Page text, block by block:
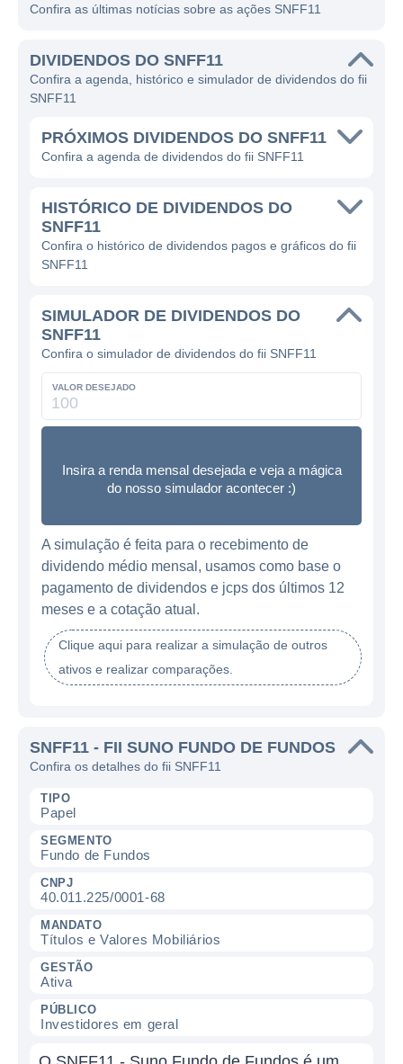
Confira as últimas notícias sobre as ações SNFF11
DIVIDENDOS DO SNFF11
Confira a agenda, histórico e simulador de dividendos do fii
SNFF11
PRÓXIMOS DIVIDENDOS DO SNFF11
Confira a agenda de dividendos do fii SNFF11
HISTÓRICO DE DIVIDENDOS DO
SNFF11
Confira o histórico de dividendos pagos e gráficos do fii
SNFF11
SIMULADOR DE DIVIDENDOS DO
SNFF11
Confira o simulador de dividendos do fii SNFF11
VALOR DESEJADO
Insira a renda mensal desejada e veja a mágica
do nosso simulador acontecer :)
A simulação é feita para o recebimento de
dividendo médio mensal, usamos como base o
pagamento de dividendos e jcps dos últimos 12
meses e a cotação atual.
Clique aqui para realizar a simulação de outros
ativos e realizar comparações.
SNFF11 - FII SUNO FUNDO DE FUNDOS
Confira os detalhes do fii SNFF11
TIPO
Papel
SEGMENTO
Fundo de Fundos
CNPJ
40.011.225/0001-68
MANDATO
Títulos e Valores Mobiliários
GESTÃO
Ativa
PÚBLICO
Investidores em geral